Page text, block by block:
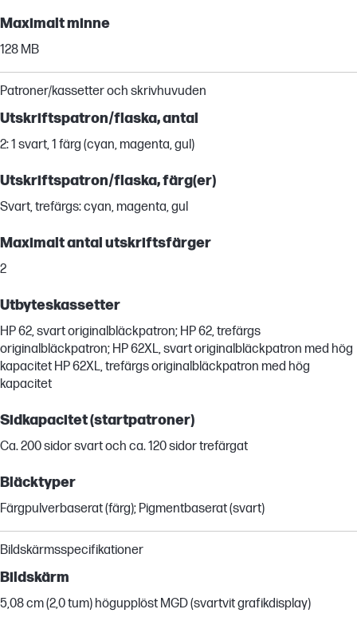
Maximalt minne
128 MB
Patroner/kassetter och skrivhuvuden
Utskriftspatron/flaska, antal
2: 1 svart, 1 färg (cyan, magenta, gul)
Utskriftspatron/flaska, färg(er)
Svart, trefärgs: cyan, magenta, gul
Maximalt antal utskriftsfärger
2
Utbyteskassetter
HP 62, svart originalbläckpatron; HP 62, trefärgs
originalbläckpatron; HP 62XL, svart originalbläckpatron med hög
kapacitet HP 62XL, trefärgs originalbläckpatron med hög
kapacitet
Sidkapacitet (startpatroner)
Ca. 200 sidor svart och ca. 120 sidor trefärgat
Bläcktyper
Färgpulverbaserat (färg); Pigmentbaserat (svart)
Bildskärmsspecifikationer
Bildskärm
5,08 cm (2,0 tum) högupplöst MGD (svartvit grafikdisplay)